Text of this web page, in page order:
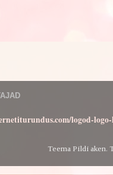
logod-
Teema Pildi aken.